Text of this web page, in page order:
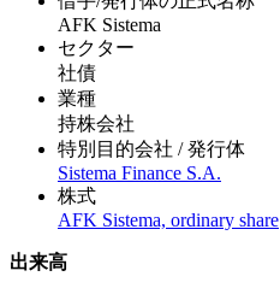
AFK Sistema
セクター
社債
業種
持株会社
特別目的会社 / 発行体
Sistema Finance S.A.
株式
AFK Sistema, ordinary share
出来高